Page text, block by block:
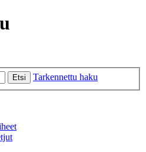
Etsi Tarkennettu haku